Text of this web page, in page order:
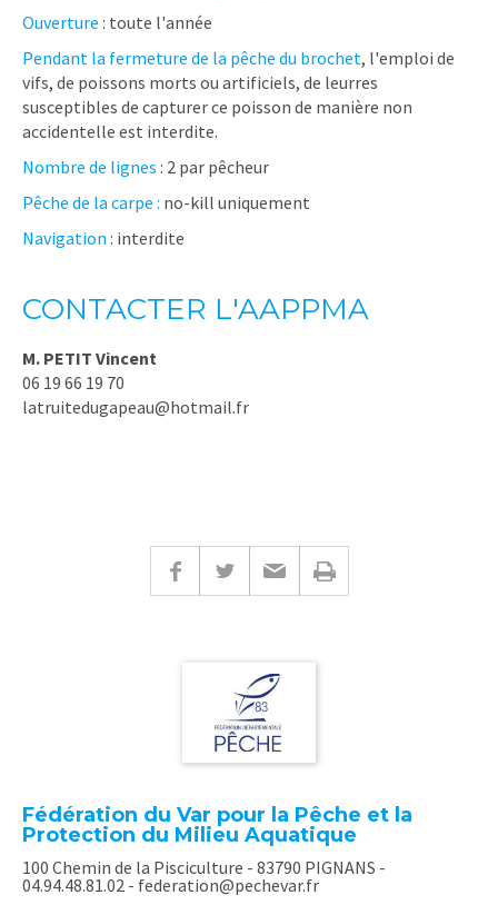
Ouverture : toute l'année
Pendant la fermeture de la pêche du brochet, l'emploi de
vifs, de poissons morts ou artificiels, de leurres
susceptibles de capturer ce poisson de manière non
accidentelle est interdite.
Nombre de lignes : 2 par pêcheur
Pêche de la carpe : no-kill uniquement
Navigation : interdite
CONTACTER L'AAPPMA
M. PETIT Vincent
06 19 66 19 70
latruitedugapeau@hotmail.fr
Fédération du Var pour la Pêche et la
Protection du Milieu Aquatique
100 Chemin de la Pisciculture - 83790 PIGNANS -
04.94.48.81.02 - federation@pechevar.fr